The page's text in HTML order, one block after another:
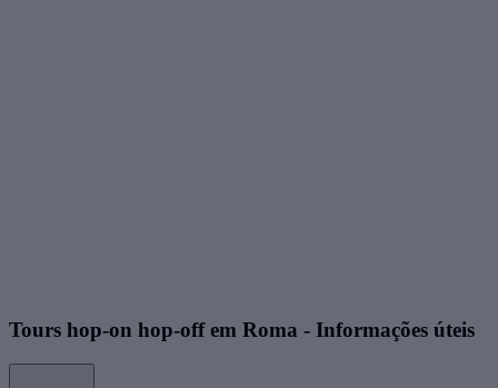
Tours hop-on hop-off em Roma - Informações úteis